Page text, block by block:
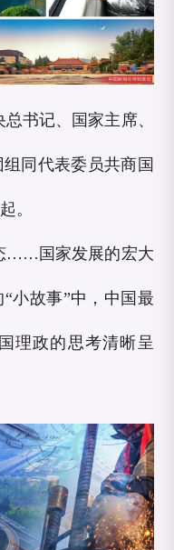
书记、国家主席、
同代表委员共商国
。
……国家发展的宏大
小故事”中，中国最
理政的思考清晰呈